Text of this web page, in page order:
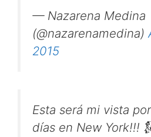
— Nazarena Medina
(@nazarenamedina)
2015
Esta será mi vista
días en New York!!!